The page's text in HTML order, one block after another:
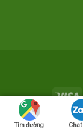
TRANG CHỦ
Tìm đường